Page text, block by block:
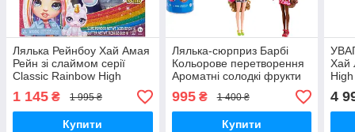
Лялька Рейнбоу Хай Амая
Рейн зі слаймом серії
Classic Rainbow High
Amaya with Slime Kit
120230 MGA Оригінал
MyDoll.com.ua
1 145 ₴ 1 995 ₴
Купити
Лялька-сюрприз Барбі
Кольорове перетворення
Ароматні солодкі фрукти
Barbie Color Reveal HJX49
Mattel Оригінал
MyDoll.com.ua
995₴ 1 400 ₴
Купити
Хай
4